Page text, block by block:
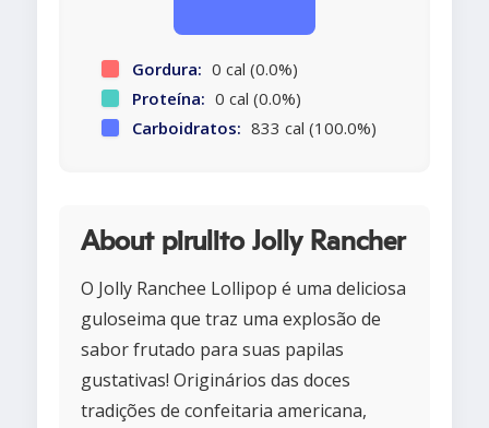
Gordura: 0 cal (0.0%)
Proteína: 0 cal (0.0%)
Carboidratos: 833 cal (100.0%)
About pirulito Jolly Rancher
O Jolly Ranchee Lollipop é uma deliciosa
guloseima que traz uma explosão de
sabor frutado para suas papilas
gustativas! Originários das doces
tradições de confeitaria americana,